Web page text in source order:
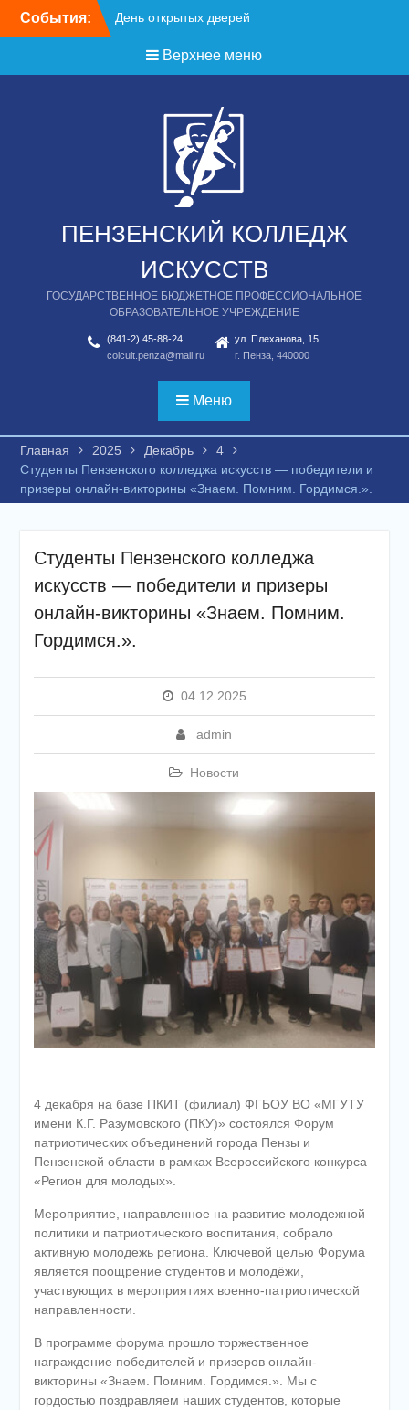
События: День открытых дверей
Верхнее меню
ПЕНЗЕНСКИЙ КОЛЛЕДЖ
ИСКУССТВ
ГОСУДАРСТВЕННОЕ БЮДЖЕТНОЕ ПРОФЕССИОНАЛЬНОЕ
ОБРАЗОВАТЕЛЬНОЕ УЧРЕЖДЕНИЕ
(841-2) 45-88-24
colcult.penza@mail.ru
ул. Плеханова, 15
г. Пенза, 440000
Меню
Главная 2025 Декабрь
4
Студенты Пензенского колледжа искусств — победители и
призеры онлайн-викторины «Знаем. Помним. Гордимся.».
Студенты Пензенского колледжа
искусств — победители и призеры
онлайн-викторины «Знаем. Помним.
Гордимся.».
04.12.2025
admin
Новости
4 декабря на базе ПКИТ (филиал) ФГБОУ ВО «МГУТУ
имени К.Г. Разумовского (ПКУ)» состоялся Форум
патриотических объединений города Пензы и
Пензенской области в рамках Всероссийского конкурса
«Регион для молодых».
Мероприятие, направленное на развитие молодежной
политики и патриотического воспитания, собрало
активную молодежь региона. Ключевой целью Форума
является поощрение студентов и молодёжи,
участвующих в мероприятиях военно-патриотической
направленности.
В программе форума прошло торжественное
награждение победителей и призеров онлайн-
викторины «Знаем. Помним. Гордимся.». Мы с
гордостью поздравляем наших студентов, которые